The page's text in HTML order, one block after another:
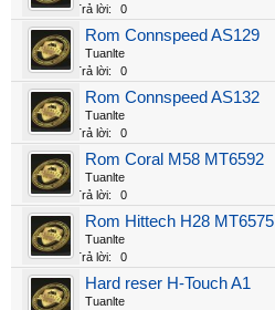
Trả lời:
0
Rom Connspeed AS129
Tuanlte
Trả lời:
0
Rom Connspeed AS132
Tuanlte
Trả lời:
0
Rom Coral M58 MT6592
Tuanlte
Trả lời:
0
Rom Hittech H28 MT6575
Tuanlte
Trả lời:
0
Hard reser H-Touch A1
Tuanlte